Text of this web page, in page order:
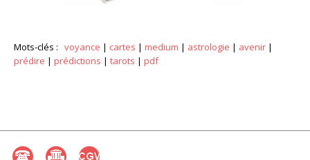
Mots-clés : voyance | cartes | medium | astrologie | avenir |
prédire | prédictions | tarots | pdf